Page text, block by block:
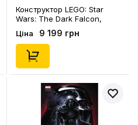
Конструктор LEGO: Star
Wars: The Dark Falcon,
(75389)
Ціна 9 199 грн